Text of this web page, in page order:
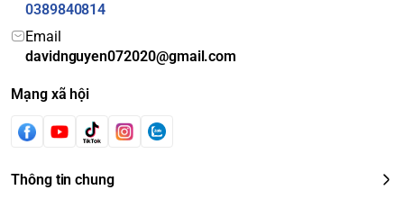
0389840814
Email
davidnguyen072020@gmail.com
Mạng xã hội
Thông tin chung